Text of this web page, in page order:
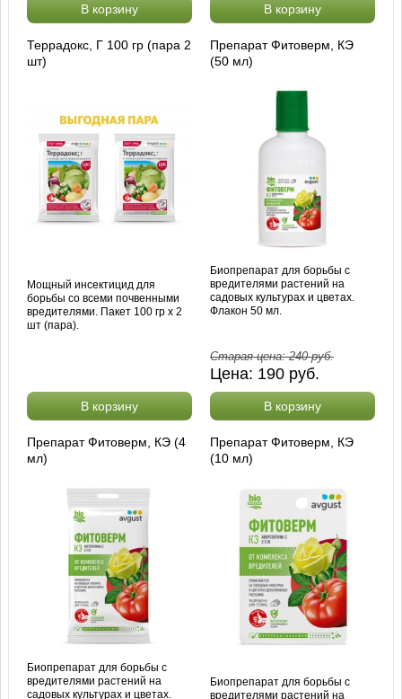
В корзину В корзину
Террадокс, Г 100 гр (пара 2
шт)
Мощный инсектицид для
борьбы со всеми почвенными
вредителями. Пакет 100 гр х 2
шт (пара).
В корзину
Препарат Фитоверм, КЭ
(50 мл)
Биопрепарат для борьбы с
вредителями растений на
садовых культурах и цветах.
Флакон 50 мл.
Старая цена:240руб.
Цена: 190 руб.
В корзину
Препарат Фитоверм, КЭ (4
мл)
Биопрепарат для борьбы с
вредителями растений на
садовых культурах и цветах.
Препарат Фитоверм, КЭ
(10 мл)
Биопрепарат для борьбы с
вредителями растений на